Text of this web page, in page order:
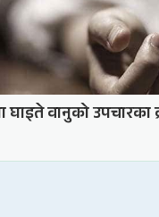
वानुको उपचारका